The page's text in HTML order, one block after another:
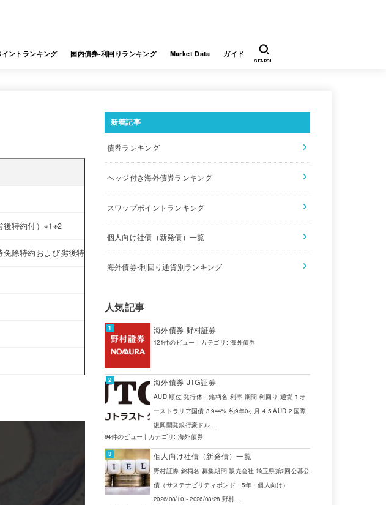
ントランキング 国内債券-利回りランキング Market Data ガイド
SEARCH
利率 利回り
後特約付）※1※2 年0.979% 2032/10/28 96.50 1.419
除特約および劣後特約付）※1※2 年1.015%※3 2033/7/13※5 100.25 0.958
年1.64%
年0.98% 2028/3/10
新着記事
債券ランキング
ヘッジ付き海外債券ランキング
スワップポイントランキング
個人向け社債（新発債）一覧
海外債券-利回り通貨別ランキング
人気記事
海外債券-野村証券
121件のビュー | カテゴリ:海外債券
海外債券-JTG証券
AUD 順位 発行体・銘柄名 利率 期間 利回り 通貨 1 オ
ーストラリア国債 3.944% 約9年0ヶ月 4.5 AUD 2 国際
復興開発銀行豪ドル...
94件のビュー | カテゴリ: 海外債券
個人向け社債（新発債）一覧
野村証券 銘柄名 募集期間 販売会社 埼玉県第2回公募公
債（サステナビリティボンド・5年・個人向け）
2026/08/10～2026/08/28 野村...